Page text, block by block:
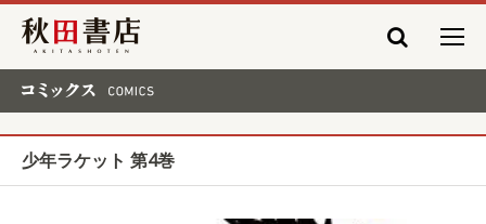
秋田書店
少年ラケット 第4巻